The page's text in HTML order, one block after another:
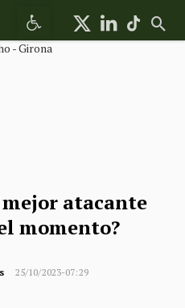
Abrir barra de herramientas
mejor atacante
momento?
25/10/2023-07:29